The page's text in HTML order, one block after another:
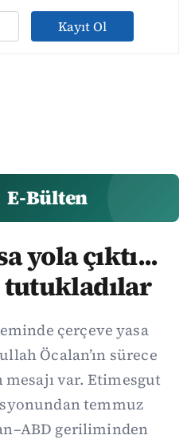
Kayıt Ol
E-Bülten
yola çıktı...
çerçeve yasa
Öcalan’ın sürece
var. Etimesgut
temmuz
geriliminden